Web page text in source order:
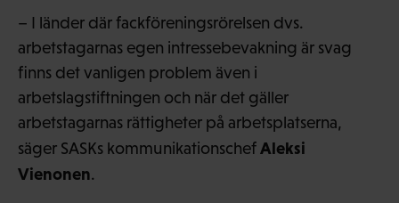
– I länder där fackföreningsrörelsen dvs.
arbetstagarnas egen intressebevakning är svag
finns det vanligen problem även i
arbetslagstiftningen och när det gäller
arbetstagarnas rättigheter på arbetsplatserna,
säger SASKs kommunikationschefAleksi
Vienonen.